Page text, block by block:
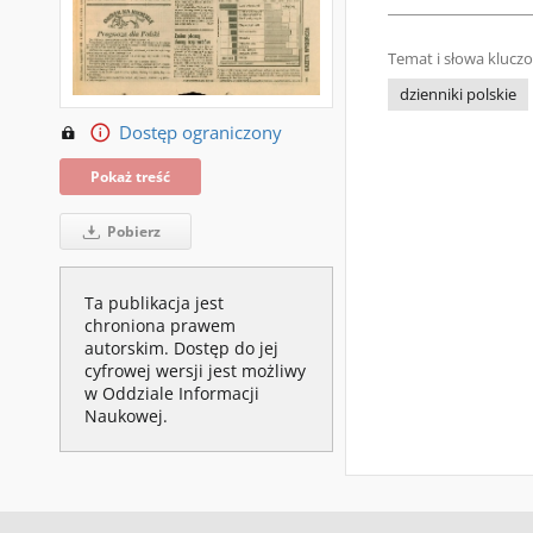
Dostęp ograniczony
Pokaż treść
Pobierz
Ta publikacja jest
chroniona prawem
autorskim. Dostęp do jej
cyfrowej wersji jest możliwy
w Oddziale Informacji
Naukowej.
Temat i słowa
dzienniki polskie